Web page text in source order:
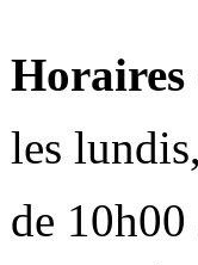
les
de